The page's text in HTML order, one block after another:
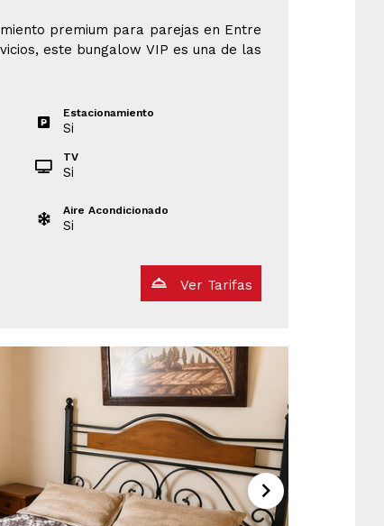
premium para parejas en Entre
este bungalow VIP es una de las
Estacionamiento
Si
TV
Si
Aire Acondicionado
Si
Ver Tarifas